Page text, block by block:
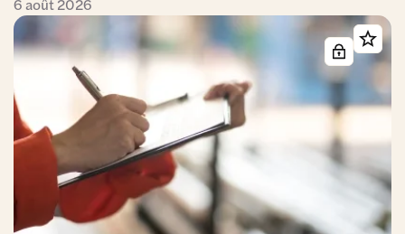
6 août 2026